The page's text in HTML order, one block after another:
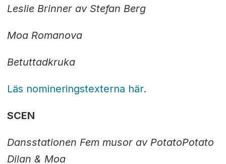
Leslie Brinner av Stefan Berg
Moa Romanova
Betuttadkruka
Läs nomineringstexterna här.
SCEN
Dansstationen Fem musor av PotatoPotato
Dilan & Moa